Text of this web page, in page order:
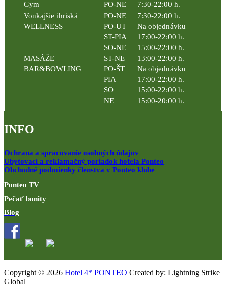
Gym PO-NE
7:30-22:00 h.
Vonkajšie ihriská
PO-NE
7:30-22:00 h.
WELLNESS
PO-UT
Na objednávku
ST-PIA
17:00-22:00 h.
SO-NE
15:00-22:00 h.
MASÁŽE
ST-NE
13:00-22:00 h.
BAR&BOWLING
PO-ŠT
Na objednávku
PIA
17:00-22:00 h.
SO
15:00-22:00 h.
NE
15:00-20:00 h.
INFO
Ochrana a spracovanie osobných údajov
Ubytovací a reklamačný poriadok hotela Ponteo
Obchodné podmienky členstva v Ponteo klube
Ponteo TV
Pečať bonity
Blog
Copyright © 2026 Hotel 4* PONTEO Created by: Lightning Strike
Global